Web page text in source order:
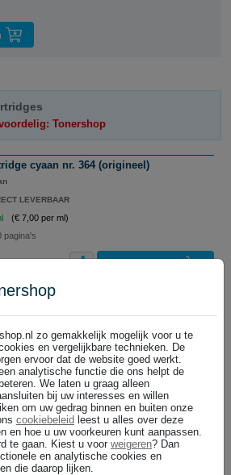
Tonershop
cyaan nr. 364 (origineel)
LEVERBAAR
(€ 7,00 per ml)
pagina's
cyaan hoge capaciteit nr. 364XL
(€ 4,33 per ml)
pagina's
voordeelbundels
Tonershop
zo gemakkelijk mogelijk voor u te
en vergelijkbare technieken. De
ervoor dat de website goed werkt.
analytische functie die ons helpt de
We laten u graag alleen
bij uw interesses en willen
om uw gedrag binnen en buiten onze
cookiebeleid leest u alles over deze
en hoe u uw voorkeuren kunt aanpassen.
te gaan. Kiest u voor weigeren? Dan
en analytische cookies en
die daarop lijken.